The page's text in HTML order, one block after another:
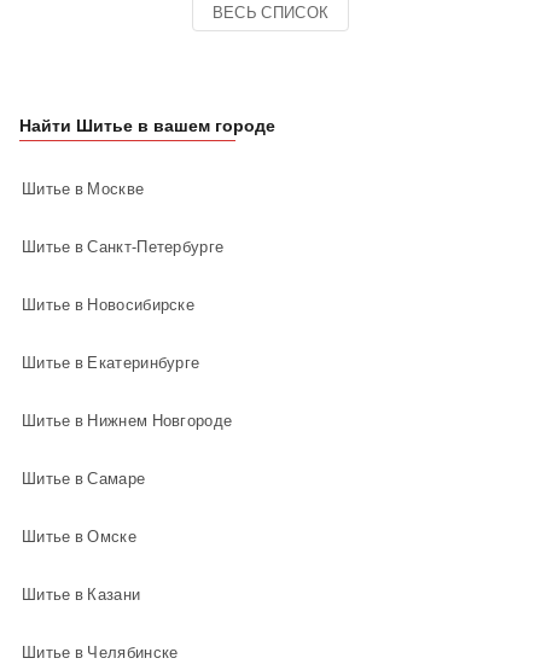
ВЕСЬ СПИСОК
Найти Шитье в вашем городе
Шитье в Москве
Шитье в Санкт-Петербурге
Шитье в Новосибирске
Шитье в Екатеринбурге
Шитье в Нижнем Новгороде
Шитье в Самаре
Шитье в Омске
Шитье в Казани
Шитье в Челябинске